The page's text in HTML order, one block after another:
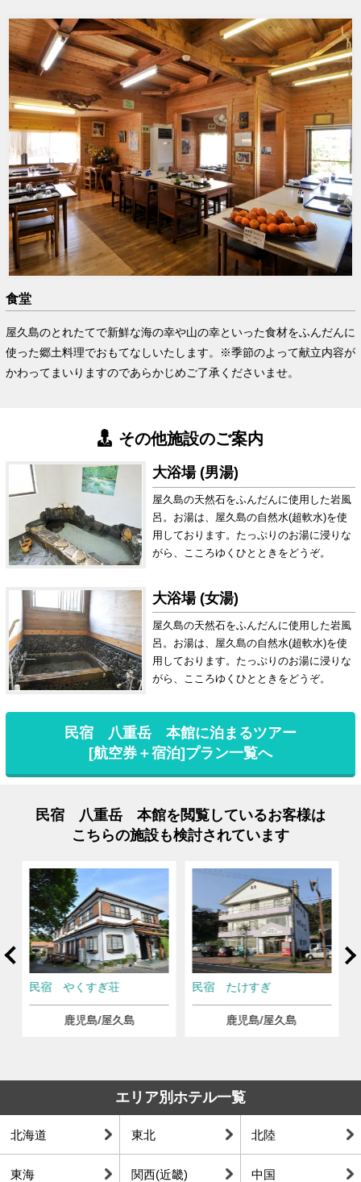
食堂
屋久島のとれたてで新鮮な海の幸や山の幸といった食材をふんだんに
使った郷土料理でおもてなしいたします。※季節のよって献立内容が
かわってまいりますのであらかじめご了承くださいませ。
その他施設のご案内
大浴場 (男湯)
屋久島の天然石をふんだんに使用した岩風
呂。お湯は、屋久島の自然水(超軟水)を使
用しております。たっぷりのお湯に浸りな
がら、こころゆくひとときをどうぞ。
大浴場 (女湯)
屋久島の天然石をふんだんに使用した岩風
呂。お湯は、屋久島の自然水(超軟水)を使
用しております。たっぷりのお湯に浸りな
がら、こころゆくひとときをどうぞ。
民宿 八重岳 本館に泊まるツアー
[航空券＋宿泊]プラン一覧へ
民宿 八重岳 本館を閲覧しているお客様は
こちらの施設も検討されています
民宿 やくすぎ荘
鹿児島/屋久島
民宿 たけすぎ
鹿児島/屋久島
エリア別ホテル一覧
北海道 東北 北陸
東海 関西(近畿) 中国